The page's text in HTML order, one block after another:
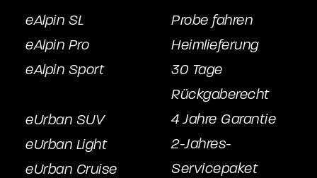
eAlpin SL
eAlpin Pro
eAlpin Sport
eUrban SUV
eUrban Light
eUrban Cruise
Probe fahren
Heimlieferung
30 Tage
Rückgaberecht
4 Jahre Garantie
2-Jahres-
Servicepaket